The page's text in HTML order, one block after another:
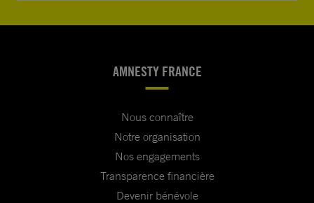
AMNESTY FRANCE
Nous connaître
Notre organisation
Nos engagements
Transparence financière
Devenir bénévole